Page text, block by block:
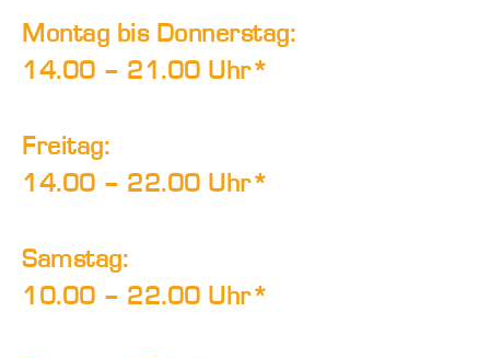
Montag bis Donnerstag:
14.00 – 21.00 Uhr*
Freitag:
14.00 – 22.00 Uhr*
Samstag:
10.00 – 22.00 Uhr*